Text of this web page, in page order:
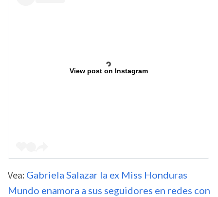
View post on Instagram
Vea: Gabriela Salazar la ex Miss Honduras
Mundo enamora a sus seguidores en redes con